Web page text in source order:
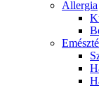
Allergia